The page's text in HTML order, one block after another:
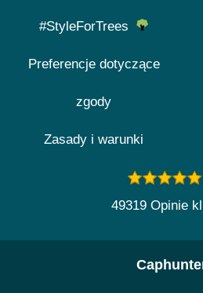
#StyleForTrees
Preferencje dotyczące
zgody
Zasady i warunki
49319 Opinie